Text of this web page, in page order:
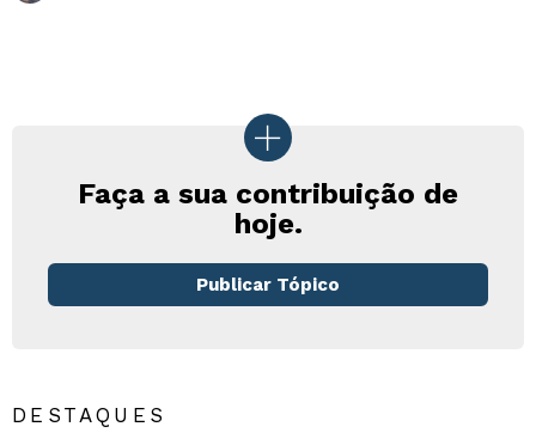
Faça a sua contribuição de
hoje.
Publicar Tópico
DESTAQUES